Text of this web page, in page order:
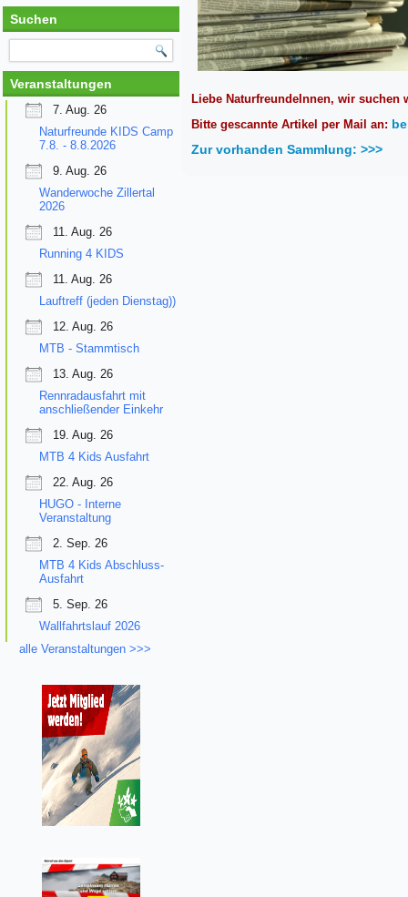
Suchen
Veranstaltungen
7. Aug. 26
Naturfreunde KIDS Camp
7.8. - 8.8.2026
9. Aug. 26
Wanderwoche Zillertal
2026
11. Aug. 26
Running 4 KIDS
11. Aug. 26
Lauftreff (jeden Dienstag))
12. Aug. 26
MTB - Stammtisch
13. Aug. 26
Rennradausfahrt mit
anschließender Einkehr
19. Aug. 26
MTB 4 Kids Ausfahrt
22. Aug. 26
HUGO - Interne
Veranstaltung
2. Sep. 26
MTB 4 Kids Abschluss-
Ausfahrt
5. Sep. 26
Wallfahrtslauf 2026
alle Veranstaltungen >>>
Liebe NaturfreundeInnen, wir
Bitte gescannte Artikel per Mail an:
Zur vorhanden Sammlung: >>>